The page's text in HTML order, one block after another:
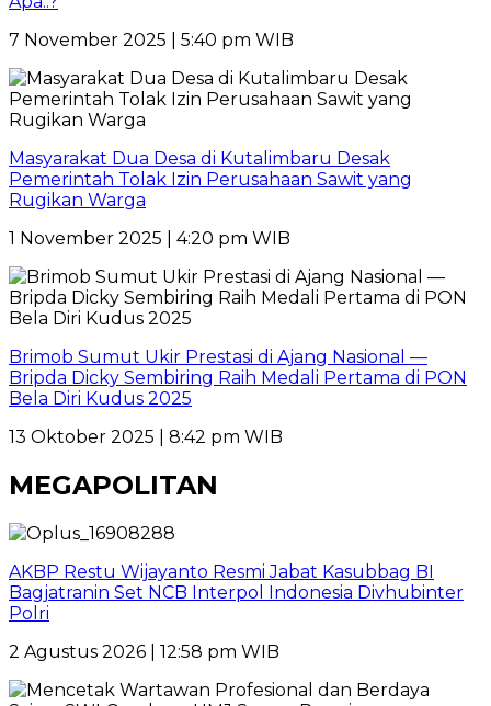
7 November 2025 | 5:40 pm WIB
Masyarakat Dua Desa di Kutalimbaru Desak
Pemerintah Tolak Izin Perusahaan Sawit yang
Rugikan Warga
1 November 2025 | 4:20 pm WIB
Brimob Sumut Ukir Prestasi di Ajang Nasional —
Bripda Dicky Sembiring Raih Medali Pertama di PON
Bela Diri Kudus 2025
13 Oktober 2025 | 8:42 pm WIB
MEGAPOLITAN
AKBP Restu Wijayanto Resmi Jabat Kasubbag BI
Bagjatranin Set NCB Interpol Indonesia Divhubinter
Polri
2 Agustus 2026 | 12:58 pm WIB